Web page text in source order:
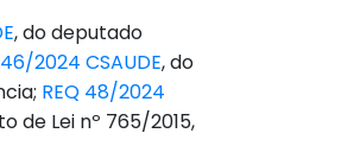
, do deputado
2024 CSAUDE, do
REQ 48/2024
de Lei nº 765/2015,